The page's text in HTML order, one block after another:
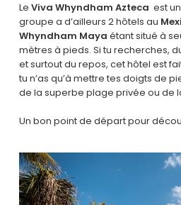
Le Viva Whyndham Azteca est
groupe a d’ailleurs 2 hôtels au
Whyndham Maya étant situé à
mètres à pieds. Si tu recherches,
et surtout du repos, cet hôtel est
tu n’as qu’à mettre tes doigts de
de la superbe plage privée ou de
Un bon point de départ pour